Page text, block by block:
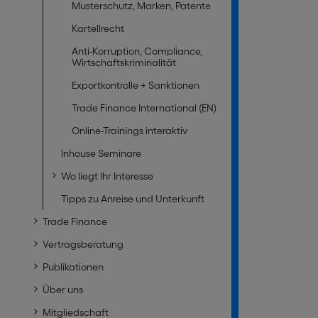
Musterschutz, Marken, Patente
Kartellrecht
Anti-Korruption, Compliance,
Wirtschaftskriminalität
Exportkontrolle + Sanktionen
Trade Finance International (EN)
Online-Trainings interaktiv
Inhouse Seminare
Wo liegt Ihr Interesse
Tipps zu Anreise und Unterkunft
Trade Finance
Vertragsberatung
Publikationen
Über uns
Mitgliedschaft